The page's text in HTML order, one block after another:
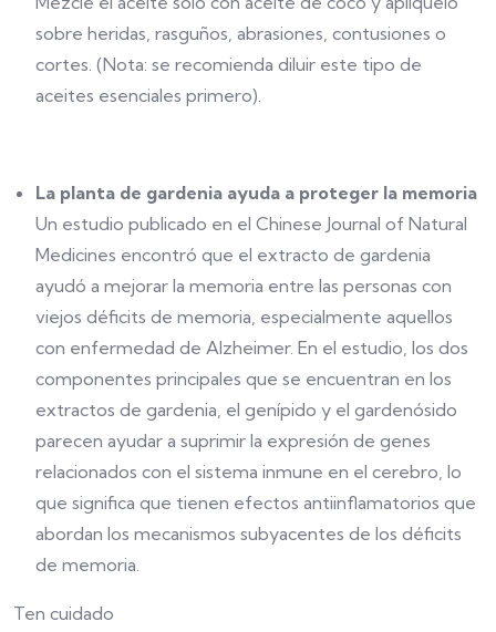
sobre heridas, rasguños, abrasiones, contusiones o
cortes. (Nota: se recomienda diluir este tipo de
aceites esenciales primero).
La planta de gardenia ayuda a proteger la memoria
Un estudio publicado en el Chinese Journal of Natural
Medicines encontró que el extracto de gardenia
ayudó a mejorar la memoria entre las personas con
viejos déficits de memoria, especialmente aquellos
con enfermedad de Alzheimer. En el estudio, los dos
componentes principales que se encuentran en los
extractos de gardenia, el genípido y el gardenósido
parecen ayudar a suprimir la expresión de genes
relacionados con el sistema inmune en el cerebro, lo
que significa que tienen efectos antiinflamatorios que
abordan los mecanismos subyacentes de los déficits
de memoria.
Ten cuidado